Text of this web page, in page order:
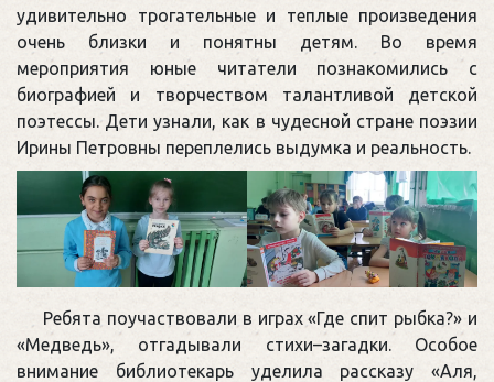
удивительно трогательные и теплые произведения
очень близки и понятны детям. Во время
мероприятия юные читатели познакомились с
биографией и творчеством талантливой детской
поэтессы. Дети узнали, как в чудесной стране поэзии
Ирины Петровны переплелись выдумка и реальность.
Ребята поучаствовали в играх «Где спит рыбка?» и
«Медведь», отгадывали стихи–загадки. Особое
внимание библиотекарь уделила рассказу «Аля,